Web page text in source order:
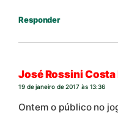
Responder
José Rossini Costa
19 de janeiro de 2017 às 13:36
Ontem o público no